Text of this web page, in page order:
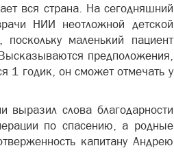
вся страна. На сегодняшний
НИИ неотложной детской
маленький пациент
предположения,
1 годик, он сможет отмечать у
выразил слова благодарности
по спасению, а родные
капитану Андрею